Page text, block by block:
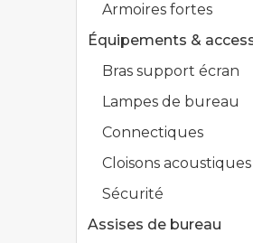
Armoires fortes
Équipements &
Bras support écran
Lampes de bureau
Connectiques
Cloisons acoustiques
Sécurité
Assises de bureau